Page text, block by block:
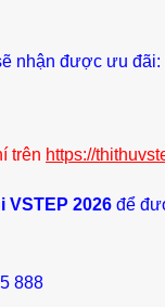
nhận được ưu đãi:
trên https://
VSTEP 2026 để
888